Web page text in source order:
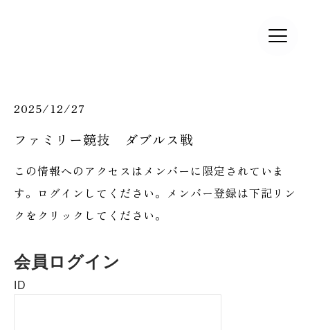
2025/12/27
ファミリー競技 ダブルス戦
この情報へのアクセスはメンバーに限定されていま
す。ログインしてください。メンバー登録は下記リン
クをクリックしてください。
会員ログイン
ID